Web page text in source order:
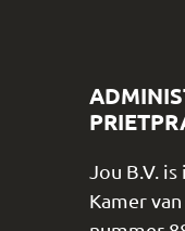
Jou B.V.
Kamer